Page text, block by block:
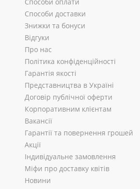
Способи доставки
Знижки та бонуси
Відгуки
Про нас
Політика конфіденційності
Гарантія якості
Представництва в Україні
Договір публічної оферти
Корпоративним клієнтам
Вакансії
Гарантії та повернення грошей
Акції
Індивідуальне замовлення
Міфи про доставку квітів
Новини